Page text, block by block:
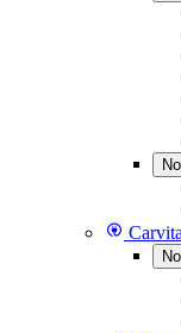
Carvita